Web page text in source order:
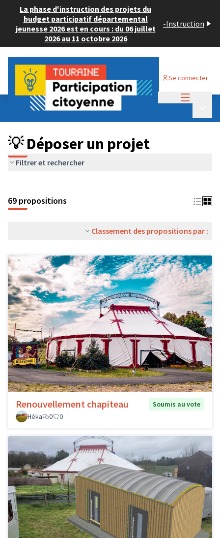
La phase d'instruction des projets du
budget participatif départemental
jeunesse 2026 est en cours : du 06 juillet
2026 au 11 octobre 2026
-Instruction
Se connecter
Budget Participatif ADULTE 2024
💡 Déposer un projet
💡 Déposer un projet
Filtrer et rechercher
69 propositions
Classement des propositions par :
Renouvellement chapiteau
Soumis au vote
Héka
0 0